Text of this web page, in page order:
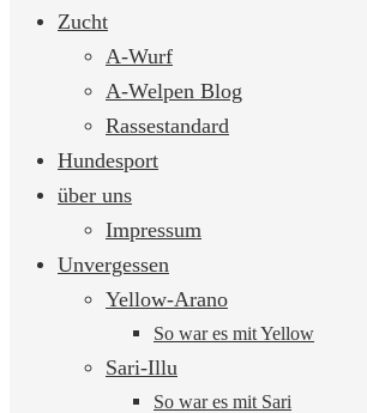
Zucht
A-Wurf
A-Welpen Blog
Rassestandard
Hundesport
über uns
Impressum
Unvergessen
Yellow-Arano
So war es mit Yellow
Sari-Illu
So war es mit Sari